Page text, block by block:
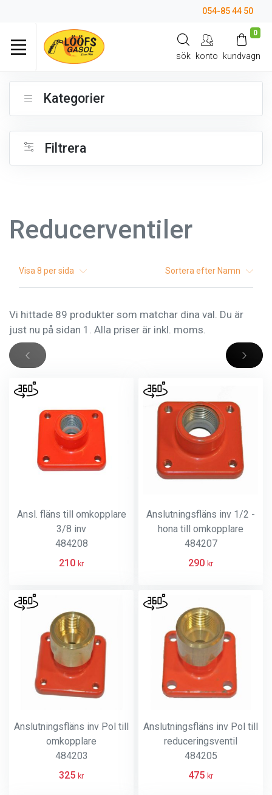
054-85 44 50
sök konto
0
kundvagn
Kategorier
Filtrera
Reducerventiler
Visa8 per sida Sortera efter Namn
Vi hittade 89 produkter som matchar dina val. Du är
just nu på sidan 1. Alla priser är inkl. moms.
Ansl. fläns till omkopplare
3/8 inv
484208
210 kr
Anslutningsfläns inv 1/2 -
hona till omkopplare
484207
290 kr
Anslutningsfläns inv Pol till
omkopplare
484203
325 kr
Anslutningsfläns inv Pol till
reduceringsventil
484205
475 kr